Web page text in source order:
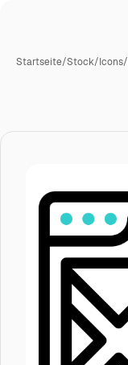
Startseite/Stock/Icons/